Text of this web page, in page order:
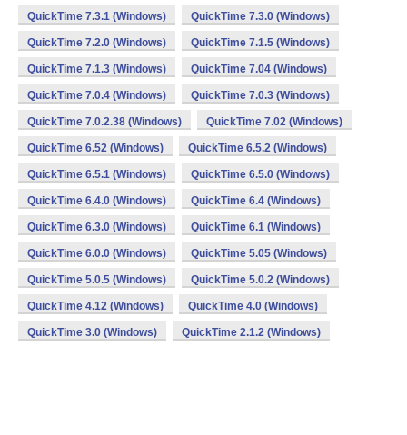
QuickTime 7.3.1 (Windows) QuickTime 7.3.0 (Windows)
QuickTime 7.2.0 (Windows) QuickTime 7.1.5 (Windows)
QuickTime 7.1.3 (Windows) QuickTime 7.04 (Windows)
QuickTime 7.0.4 (Windows) QuickTime 7.0.3 (Windows)
QuickTime 7.0.2.38 (Windows) QuickTime 7.02 (Windows)
QuickTime 6.52 (Windows) QuickTime 6.5.2 (Windows)
QuickTime 6.5.1 (Windows) QuickTime 6.5.0 (Windows)
QuickTime 6.4.0 (Windows) QuickTime 6.4 (Windows)
QuickTime 6.3.0 (Windows) QuickTime 6.1 (Windows)
QuickTime 6.0.0 (Windows) QuickTime 5.05 (Windows)
QuickTime 5.0.5 (Windows) QuickTime 5.0.2 (Windows)
QuickTime 4.12 (Windows) QuickTime 4.0 (Windows)
QuickTime 3.0 (Windows) QuickTime 2.1.2 (Windows)